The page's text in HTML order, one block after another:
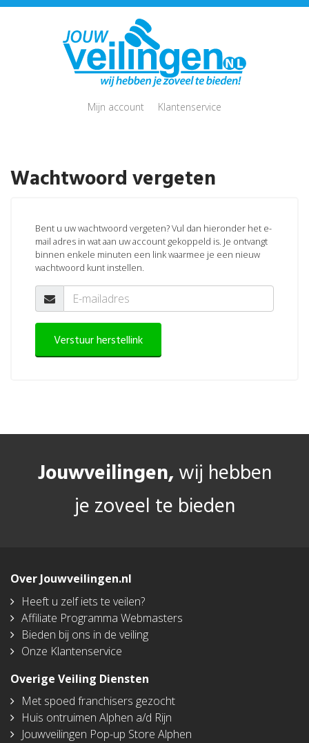
Mijn account Klantenservice
Wachtwoord vergeten
Bent u uw wachtwoord vergeten? Vul dan hieronder het e-
mail adres in wat aan uw account gekoppeld is. Je ontvangt
binnen enkele minuten een link waarmee je een nieuw
wachtwoord kunt instellen.
Jouwveilingen,wij hebben
je zoveel te bieden
Over Jouwveilingen.nl
Heeft u zelf iets te veilen?
Affiliate Programma Webmasters
Bieden bij ons in de veiling
Onze Klantenservice
Overige Veiling Diensten
Met spoed franchisers gezocht
Huis ontruimen Alphen a/d Rijn
Jouwveilingen Pop-up Store Alphen